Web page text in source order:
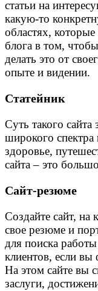
статьи на
какую-то
областях,
блога в том,
делать это от
опыте и видении.
Статейник
Суть такого сайта
широкого
здоровье,
сайта – это
Сайт-резюме
Создайте сайт, на
свое резюме и
для поиска
клиентов, если вы
На этом сайте вы
заслуги,